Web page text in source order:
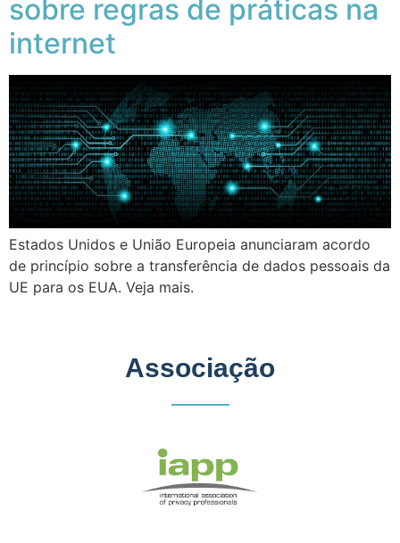
sobre regras de práticas na
internet
Estados Unidos e União Europeia anunciaram acordo
de princípio sobre a transferência de dados pessoais da
UE para os EUA. Veja mais.
Associação